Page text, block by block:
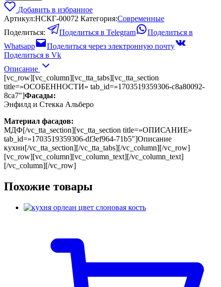
Добавить в избранное
Артикул:НСКГ-00072 Категория:Современные
Поделиться:
Поделиться в Telegram
Поделиться в
Whatsapp
Поделиться через электронную почту
Поделиться в Vk
Описание
[vc_row][vc_column][vc_tta_tabs][vc_tta_section
title=»ОСОБЕННОСТИ» tab_id=»1703519359306-c8a80092-
8ca7″]Фасады:
Энфилд и Стекка Альберо
Материал фасадов:
МДФ[/vc_tta_section][vc_tta_section title=»ОПИСАНИЕ»
tab_id=»1703519359306-df3ef964-71b5″]Описание
кухни[/vc_tta_section][/vc_tta_tabs][/vc_column][/vc_row]
[vc_row][vc_column][vc_column_text][/vc_column_text]
[/vc_column][/vc_row]
Похожие товары